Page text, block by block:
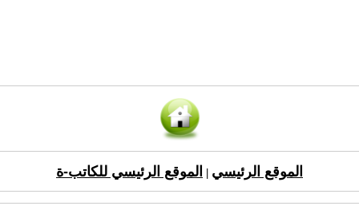
الموقع الرئيسي الموقع الرئيسي للكاتب-ة